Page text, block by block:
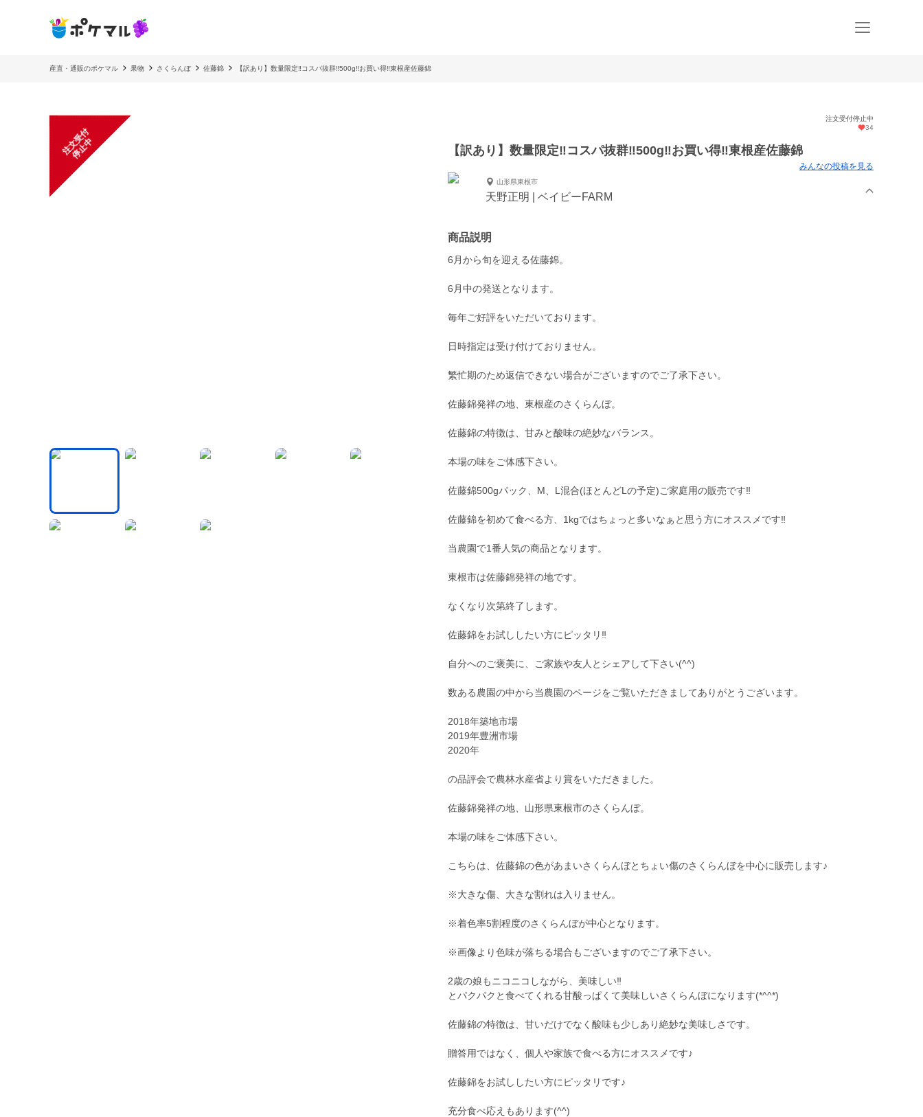
産直・通販のポケマル 果物 さくらんぼ 佐藤錦 【訳あり】数量限定‼︎コスパ抜群‼︎500g‼︎お買い得‼︎東根産佐藤錦
注
文
受
付
停
止
中
注文受付停止中
34
【訳あり】数量限定‼︎コスパ抜群‼︎500g‼︎お買い得‼︎東根産佐藤錦
みんなの投稿を見る
山形県東根市
天野正明 | ベイビーFARM
商品説明
6月から旬を迎える佐藤錦。
6月中の発送となります。
毎年ご好評をいただいております。
日時指定は受け付けておりません。
繁忙期のため返信できない場合がございますのでご了承下さい。
佐藤錦発祥の地、東根産のさくらんぼ。
佐藤錦の特徴は、甘みと酸味の絶妙なバランス。
本場の味をご体感下さい。
佐藤錦500gパック、M、L混合(ほとんどLの予定)ご家庭用の販売です‼︎
佐藤錦を初めて食べる方、1kgではちょっと多いなぁと思う方にオススメです‼︎
当農園で1番人気の商品となります。
東根市は佐藤錦発祥の地です。
なくなり次第終了します。
佐藤錦をお試ししたい方にピッタリ‼︎
自分へのご褒美に、ご家族や友人とシェアして下さい(^^)
数ある農園の中から当農園のページをご覧いただきましてありがとうございます。
2018年築地市場
2019年豊洲市場
2020年
の品評会で農林水産省より賞をいただきました。
佐藤錦発祥の地、山形県東根市のさくらんぼ。
本場の味をご体感下さい。
こちらは、佐藤錦の色があまいさくらんぼとちょい傷のさくらんぼを中心に販売します♪
※大きな傷、大きな割れは入りません。
※着色率5割程度のさくらんぼが中心となります。
※画像より色味が落ちる場合もございますのでご了承下さい。
2歳の娘もニコニコしながら、美味しい‼︎
とパクパクと食べてくれる甘酸っぱくて美味しいさくらんぼになります(*^^*)
佐藤錦の特徴は、甘いだけでなく酸味も少しあり絶妙な美味しさです。
贈答用ではなく、個人や家族で食べる方にオススメです♪
佐藤錦をお試ししたい方にピッタリです♪
充分食べ応えもあります(^^)